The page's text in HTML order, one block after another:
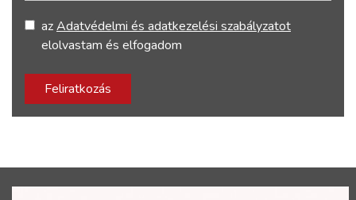
azAdatvédelmi és adatkezelési szabályzatot
elolvastam és elfogadom
Feliratkozás